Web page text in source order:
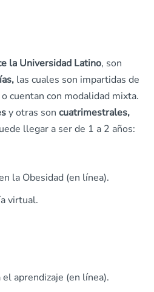
la Universidad Latino, son
las cuales son impartidas de
cuentan con modalidad mixta.
y otras son cuatrimestrales,
llegar a ser de 1 a 2 años:
la Obesidad (en línea).
virtual.
aprendizaje (en línea).